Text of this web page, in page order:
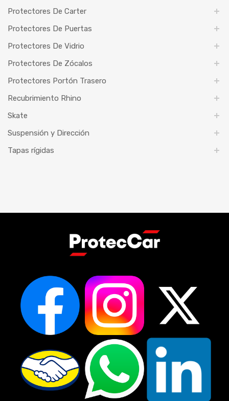
Protectores De Carter
Protectores De Puertas
Protectores De Vidrio
Protectores De Zócalos
Protectores Portón Trasero
Recubrimiento Rhino
Skate
Suspensión y Dirección
Tapas rígidas